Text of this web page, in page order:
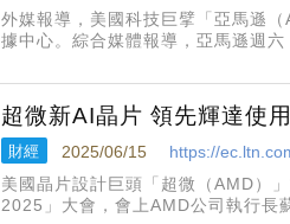
外媒報導，美國科技巨擘「亞馬遜
據中心。綜合媒體報導，亞馬遜週
超微新AI晶片 領先輝達使
財經 2025/06/15
https://
美國晶片設計巨頭「超微（AMD）
2025」大會，會上AMD公司執行長